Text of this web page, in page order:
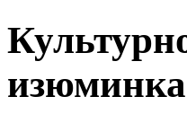
изюминка